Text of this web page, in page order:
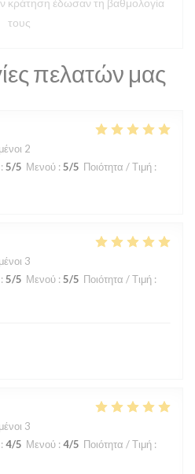
πελατών μας
2
: 5/5 Μενού : 5/5 Ποιότητα / Τιμή :
3
: 5/5 Μενού : 5/5 Ποιότητα / Τιμή :
3
: 4/5 Μενού : 4/5 Ποιότητα / Τιμή :
κράτηση έδωσαν τη βαθμολογία
τους